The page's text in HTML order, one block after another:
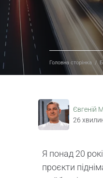
Головна сторінка /
Євгеній
26
Я понад 20
проєкти